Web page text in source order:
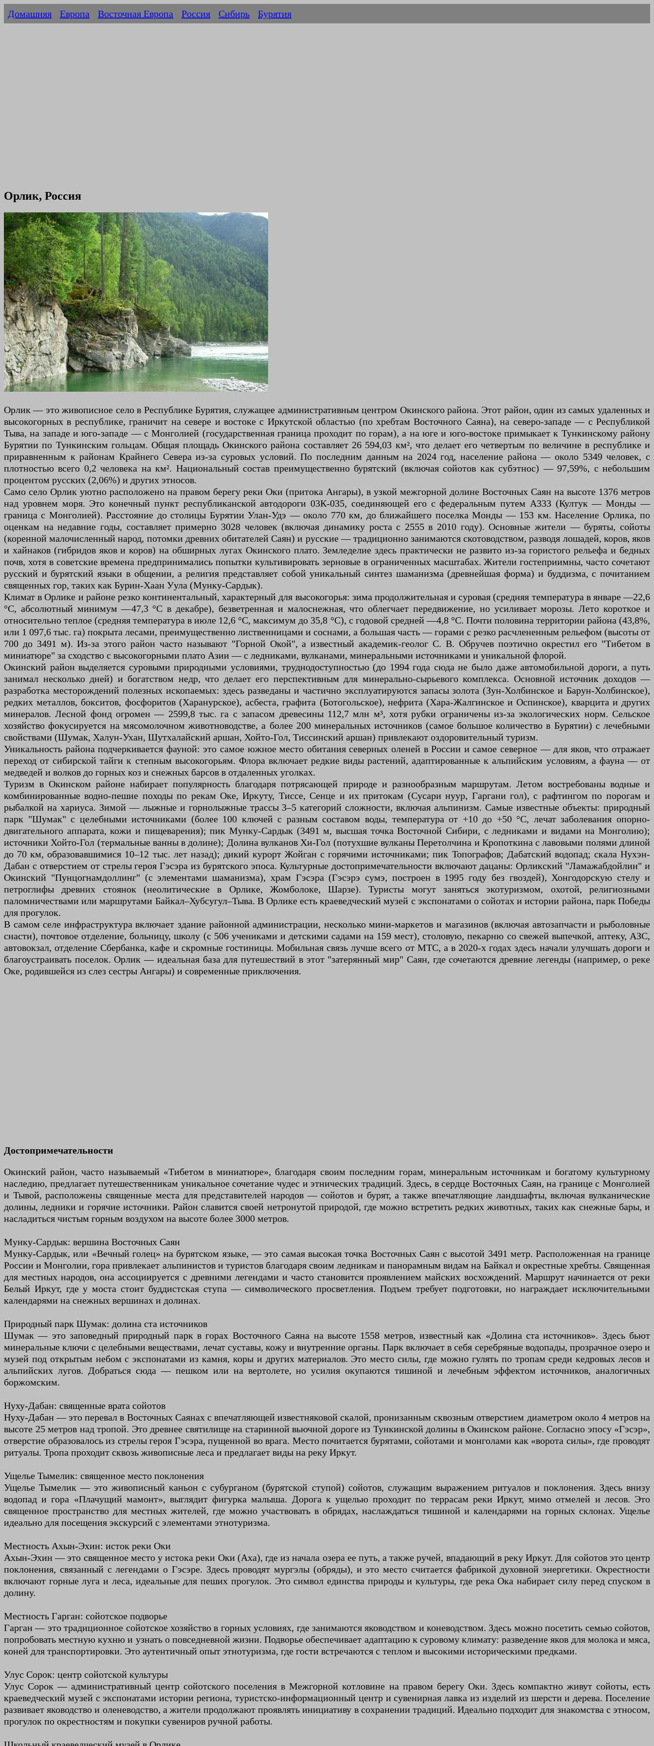
Домашняя Европа Восточная Европа Россия Сибирь Бурятия
Орлик, Россия
Орлик — это живописное село в Республике Бурятия, служащее административным центром Окинского района. Этот район, один из самых удаленных и
высокогорных в республике, граничит на севере и востоке с Иркутской областью (по хребтам Восточного Саяна), на северо-западе — с Республикой
Тыва, на западе и юго-западе — с Монголией (государственная граница проходит по горам), а на юге и юго-востоке примыкает к Тункинскому району
Бурятии по Тункинским гольцам. Общая площадь Окинского района составляет 26 594,03 км², что делает его четвертым по величине в республике и
приравненным к районам Крайнего Севера из-за суровых условий. По последним данным на 2024 год, население района — около 5349 человек, с
плотностью всего 0,2 человека на км². Национальный состав преимущественно бурятский (включая сойотов как субэтнос) — 97,59%, с небольшим
процентом русских (2,06%) и других этносов.
Само село Орлик уютно расположено на правом берегу реки Оки (притока Ангары), в узкой межгорной долине Восточных Саян на высоте 1376 метров
над уровнем моря. Это конечный пункт республиканской автодороги 03К-035, соединяющей его с федеральным путем А333 (Култук — Монды —
граница с Монголией). Расстояние до столицы Бурятии Улан-Удэ — около 770 км, до ближайшего поселка Монды — 153 км. Население Орлика, по
оценкам на недавние годы, составляет примерно 3028 человек (включая динамику роста с 2555 в 2010 году). Основные жители — буряты, сойоты
(коренной малочисленный народ, потомки древних обитателей Саян) и русские — традиционно занимаются скотоводством, разводя лошадей, коров, яков
и хайнаков (гибридов яков и коров) на обширных лугах Окинского плато. Земледелие здесь практически не развито из-за гористого рельефа и бедных
почв, хотя в советские времена предпринимались попытки культивировать зерновые в ограниченных масштабах. Жители гостеприимны, часто сочетают
русский и бурятский языки в общении, а религия представляет собой уникальный синтез шаманизма (древнейшая форма) и буддизма, с почитанием
священных гор, таких как Бурин-Хаан Уула (Мунку-Сардык).
Климат в Орлике и районе резко континентальный, характерный для высокогорья: зима продолжительная и суровая (средняя температура в январе —22,6
°C, абсолютный минимум —47,3 °C в декабре), безветренная и малоснежная, что облегчает передвижение, но усиливает морозы. Лето короткое и
относительно теплое (средняя температура в июле 12,6 °C, максимум до 35,8 °C), с годовой средней —4,8 °C. Почти половина территории района (43,8%,
или 1 097,6 тыс. га) покрыта лесами, преимущественно лиственницами и соснами, а большая часть — горами с резко расчлененным рельефом (высоты от
700 до 3491 м). Из-за этого район часто называют "Горной Окой", а известный академик-геолог С. В. Обручев поэтично окрестил его "Тибетом в
миниатюре" за сходство с высокогорными плато Азии — с ледниками, вулканами, минеральными источниками и уникальной флорой.
Окинский район выделяется суровыми природными условиями, труднодоступностью (до 1994 года сюда не было даже автомобильной дороги, а путь
занимал несколько дней) и богатством недр, что делает его перспективным для минерально-сырьевого комплекса. Основной источник доходов —
разработка месторождений полезных ископаемых: здесь разведаны и частично эксплуатируются запасы золота (Зун-Холбинское и Барун-Холбинское),
редких металлов, бокситов, фосфоритов (Харанурское), асбеста, графита (Ботогольское), нефрита (Хара-Жалгинское и Оспинское), кварцита и других
минералов. Лесной фонд огромен — 2599,8 тыс. га с запасом древесины 112,7 млн м³, хотя рубки ограничены из-за экологических норм. Сельское
хозяйство фокусируется на мясомолочном животноводстве, а более 200 минеральных источников (самое большое количество в Бурятии) с лечебными
свойствами (Шумак, Халун-Ухан, Шутхалайский аршан, Хойто-Гол, Тиссинский аршан) привлекают оздоровительный туризм.
Уникальность района подчеркивается фауной: это самое южное место обитания северных оленей в России и самое северное — для яков, что отражает
переход от сибирской тайги к степным высокогорьям. Флора включает редкие виды растений, адаптированные к альпийским условиям, а фауна — от
медведей и волков до горных коз и снежных барсов в отдаленных уголках.
Туризм в Окинском районе набирает популярность благодаря потрясающей природе и разнообразным маршрутам. Летом востребованы водные и
комбинированные водно-пешие походы по рекам Оке, Иркуту, Тиссе, Сенце и их притокам (Сусари нуур, Гаргани гол), с рафтингом по порогам и
рыбалкой на хариуса. Зимой — лыжные и горнолыжные трассы 3–5 категорий сложности, включая альпинизм. Самые известные объекты: природный
парк "Шумак" с целебными источниками (более 100 ключей с разным составом воды, температура от +10 до +50 °C, лечат заболевания опорно-
двигательного аппарата, кожи и пищеварения); пик Мунку-Сардык (3491 м, высшая точка Восточной Сибири, с ледниками и видами на Монголию);
источники Хойто-Гол (термальные ванны в долине); Долина вулканов Хи-Гол (потухшие вулканы Перетолчина и Кропоткина с лавовыми полями длиной
до 70 км, образовавшимися 10–12 тыс. лет назад); дикий курорт Жойган с горячими источниками; пик Топографов; Дабатский водопад; скала Нухэн-
Дабан с отверстием от стрелы героя Гэсэра из бурятского эпоса. Культурные достопримечательности включают дацаны: Орликский "Ламажабдойлин" и
Окинский "Пунцогнамдоллинг" (с элементами шаманизма), храм Гэсэра (Гэсэрэ сумэ, построен в 1995 году без гвоздей), Хонгодорскую стелу и
петроглифы древних стоянок (неолитические в Орлике, Жомболоке, Шарзе). Туристы могут заняться экотуризмом, охотой, религиозными
паломничествами или маршрутами Байкал–Хубсугул–Тыва. В Орлике есть краеведческий музей с экспонатами о сойотах и истории района, парк Победы
для прогулок.
В самом селе инфраструктура включает здание районной администрации, несколько мини-маркетов и магазинов (включая автозапчасти и рыболовные
снасти), почтовое отделение, больницу, школу (с 506 учениками и детскими садами на 159 мест), столовую, пекарню со свежей выпечкой, аптеку, АЗС,
автовокзал, отделение Сбербанка, кафе и скромные гостиницы. Мобильная связь лучше всего от МТС, а в 2020-х годах здесь начали улучшать дороги и
благоустраивать поселок. Орлик — идеальная база для путешествий в этот "затерянный мир" Саян, где сочетаются древние легенды (например, о реке
Оке, родившейся из слез сестры Ангары) и современные приключения.
Достопримечательности
Окинский район, часто называемый «Тибетом в миниатюре», благодаря своим последним горам, минеральным источникам и богатому культурному
наследию, предлагает путешественникам уникальное сочетание чудес и этнических традиций. Здесь, в сердце Восточных Саян, на границе с Монголией
и Тывой, расположены священные места для представителей народов — сойотов и бурят, а также впечатляющие ландшафты, включая вулканические
долины, ледники и горячие источники. Район славится своей нетронутой природой, где можно встретить редких животных, таких как снежные бары, и
насладиться чистым горным воздухом на высоте более 3000 метров.
Мунку-Сардык: вершина Восточных Саян
Мунку-Сардык, или «Вечный голец» на бурятском языке, — это самая высокая точка Восточных Саян с высотой 3491 метр. Расположенная на границе
России и Монголии, гора привлекает альпинистов и туристов благодаря своим ледникам и панорамным видам на Байкал и окрестные хребты. Священная
для местных народов, она ассоциируется с древними легендами и часто становится проявлением майских восхождений. Маршрут начинается от реки
Белый Иркут, где у моста стоит буддистская ступа — символического просветления. Подъем требует подготовки, но награждает исключительными
календарями на снежных вершинах и долинах.
Природный парк Шумак: долина ста источников
Шумак — это заповедный природный парк в горах Восточного Саяна на высоте 1558 метров, известный как «Долина ста источников». Здесь бьют
минеральные ключи с целебными веществами, лечат суставы, кожу и внутренние органы. Парк включает в себя серебряные водопады, прозрачное озеро и
музей под открытым небом с экспонатами из камня, коры и других материалов. Это место силы, где можно гулять по тропам среди кедровых лесов и
альпийских лугов. Добраться сюда — пешком или на вертолете, но усилия окупаются тишиной и лечебным эффектом источников, аналогичных
боржомским.
Нуху-Дабан: священные врата сойотов
Нуху-Дабан — это перевал в Восточных Саянах с впечатляющей известняковой скалой, пронизанным сквозным отверстием диаметром около 4 метров на
высоте 25 метров над тропой. Это древнее святилище на старинной вьючной дороге из Тункинской долины в Окинском районе. Согласно эпосу «Гэсэр»,
отверстие образовалось из стрелы героя Гэсэра, пущенной во врага. Место почитается бурятами, сойотами и монголами как «ворота силы», где проводят
ритуалы. Тропа проходит сквозь живописные леса и предлагает виды на реку Иркут.
Ущелье Тымелик: священное место поклонения
Ущелье Тымелик — это живописный каньон с субурганом (бурятской ступой) сойотов, служащим выражением ритуалов и поклонения. Здесь внизу
водопад и гора «Плачущий мамонт», выглядит фигурка малыша. Дорога к ущелью проходит по террасам реки Иркут, мимо отмелей и лесов. Это
священное пространство для местных жителей, где можно участвовать в обрядах, наслаждаться тишиной и календарями на горных склонах. Ущелье
идеально для посещения экскурсий с элементами этнотуризма.
Местность Ахын-Эхин: исток реки Оки
Ахын-Эхин — это священное место у истока реки Оки (Аха), где из начала озера ее путь, а также ручей, впадающий в реку Иркут. Для сойотов это центр
поклонения, связанный с легендами о Гэсэре. Здесь проводят мургэлы (обряды), и это место считается фабрикой духовной энергетики. Окрестности
включают горные луга и леса, идеальные для пеших прогулок. Это символ единства природы и культуры, где река Ока набирает силу перед спуском в
долину.
Местность Гарган: сойотское подворье
Гарган — это традиционное сойотское хозяйство в горных условиях, где занимаются яководством и коневодством. Здесь можно посетить семью сойотов,
попробовать местную кухню и узнать о повседневной жизни. Подворье обеспечивает адаптацию к суровому климату: разведение яков для молока и мяса,
коней для транспортировки. Это аутентичный опыт этнотуризма, где гости встречаются с теплом и высокими историческими предками.
Улус Сорок: центр сойотской культуры
Улус Сорок — административный центр сойотского поселения в Межгорной котловине на правом берегу Оки. Здесь компактно живут сойоты, есть
краеведческий музей с экспонатами истории региона, туристско-информационный центр и сувенирная лавка из изделий из шерсти и дерева. Поселение
развивает яководство и оленеводство, а жители продолжают проявлять инициативу в сохранении традиций. Идеально подходит для знакомства с этносом,
прогулок по окрестностям и покупки сувениров ручной работы.